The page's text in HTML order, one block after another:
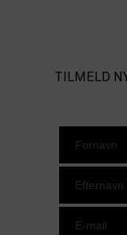
TILMELD